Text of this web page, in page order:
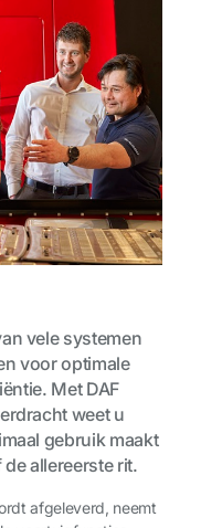
vele systemen
voor optimale
Met DAF
weet u
gebruik maakt
allereerste rit.
afgeleverd, neemt